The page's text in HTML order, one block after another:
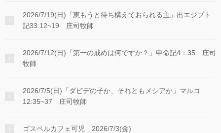
2026/7/19(日)「恵もうと待ち構えておられる主」出エジプト
記33:12~19 庄司牧師
2026/7/12(日)「第一の戒めは何ですか？」申命記4：35 庄司
牧師
2026/7/5(日)「ダビデの子か、それともメシアか」マルコ
12:35~37 庄司牧師
ゴスペルカフェ可児 2026/7/3(金)